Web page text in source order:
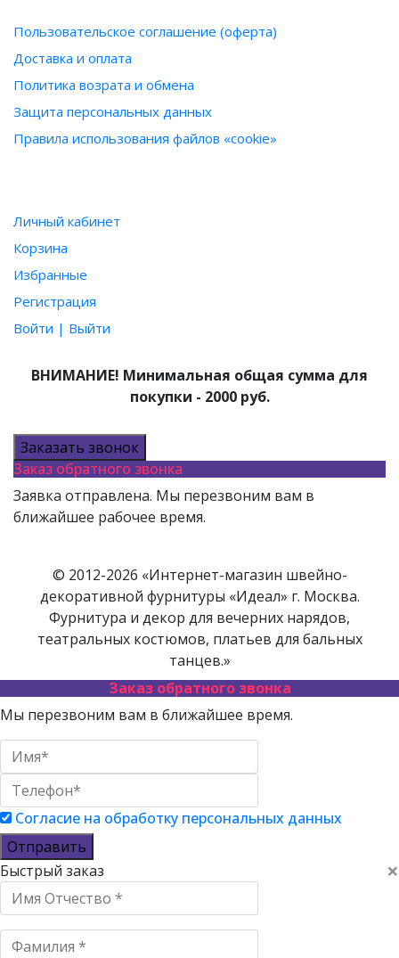
Пользовательское соглашение (оферта)
Доставка и оплата
Политика возрата и обмена
Защита персональных данных
Правила использования файлов «cookie»
Личный кабинет
Корзина
Избранные
Регистрация
Войти | Выйти
ВНИМАНИЕ! Минимальная общая сумма для
покупки - 2000 руб.
Заказать звонок
Заказ обратного звонка
Заявка отправлена. Мы перезвоним вам в
ближайшее рабочее время.
© 2012-2026 «Интернет-магазин швейно-
декоративной фурнитуры «Идеал» г. Москва.
Фурнитура и декор для вечерних нарядов,
театральных костюмов, платьев для бальных
танцев.»
Заказ обратного звонка
Мы перезвоним вам в ближайшее время.
Согласие на обработку персональных данных
Отправить
×
Быстрый заказ